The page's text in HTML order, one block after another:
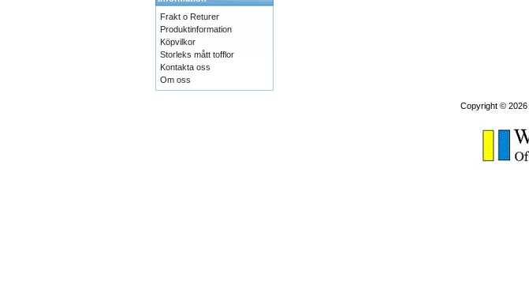
Frakt o Returer
Produktinformation
Köpvilkor
Storleks mått tofflor
Kontakta oss
Om oss
Copyright © 2026